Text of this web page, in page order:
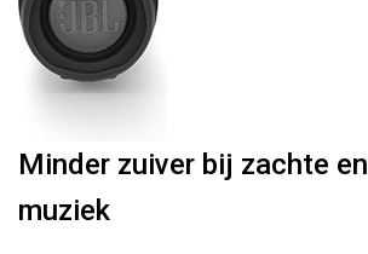
Minder zuiver bij zachte
muziek